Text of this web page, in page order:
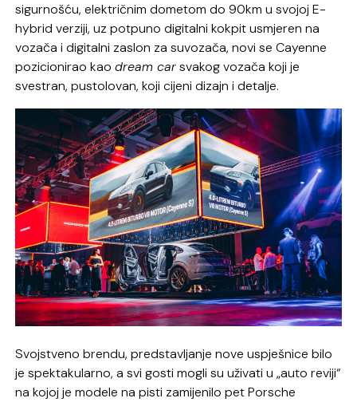
sigurnošću, električnim dometom do 90km u svojoj E-
hybrid verziji, uz potpuno digitalni kokpit usmjeren na
vozača i digitalni zaslon za suvozača, novi se Cayenne
pozicionirao kaodream carsvakog vozača koji je
svestran, pustolovan, koji cijeni dizajn i detalje.
Svojstveno brendu, predstavljanje nove uspješnice bilo
je spektakularno, a svi gosti mogli su uživati u „auto reviji“
na kojoj je modele na pisti zamijenilo pet Porsche